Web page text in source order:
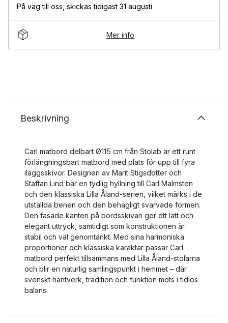
På väg till oss skickas tidigast 31 augusti
Mer info
Beskrivning
Carl matbord delbart Ø115 cm från Stolab är ett runt
förlängningsbart matbord med plats för upp till fyra
iläggsskivor. Designen av Marit Stigsdotter och
Staffan Lind bär en tydlig hyllning till Carl Malmsten
och den klassiska Lilla Åland-serien, vilket märks i de
utställda benen och den behagligt svarvade formen.
Den fasade kanten på bordsskivan ger ett lätt och
elegant uttryck, samtidigt som konstruktionen är
stabil och väl genomtänkt. Med sina harmoniska
proportioner och klassiska karaktär passar Carl
matbord perfekt tillsammans med Lilla Åland-stolarna
och blir en naturlig samlingspunkt i hemmet – där
svenskt hantverk, tradition och funktion möts i tidlös
balans.